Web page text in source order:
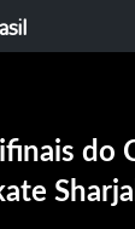
do